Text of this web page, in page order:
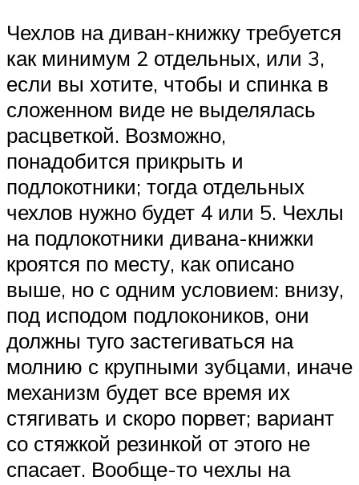
Чехлов на диван-книжку требуется
как минимум 2 отдельных, или 3,
если вы хотите, чтобы и спинка в
сложенном виде не выделялась
расцветкой. Возможно,
понадобится прикрыть и
подлокотники; тогда отдельных
чехлов нужно будет 4 или 5. Чехлы
на подлокотники дивана-книжки
кроятся по месту, как описано
выше, но с одним условием: внизу,
под исподом подлокоников, они
должны туго застегиваться на
молнию с крупными зубцами, иначе
механизм будет все время их
стягивать и скоро порвет; вариант
со стяжкой резинкой от этого не
спасает. Вообще-то чехлы на